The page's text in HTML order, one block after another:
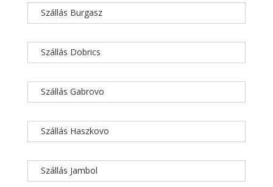
Szállás Burgasz
Szállás Dobrics
Szállás Gabrovo
Szállás Haszkovo
Szállás Jambol